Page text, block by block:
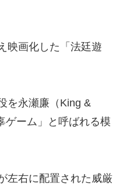
映画化した「法廷遊
を永瀬廉（King &
ゲーム」と呼ばれる模
左右に配置された威厳